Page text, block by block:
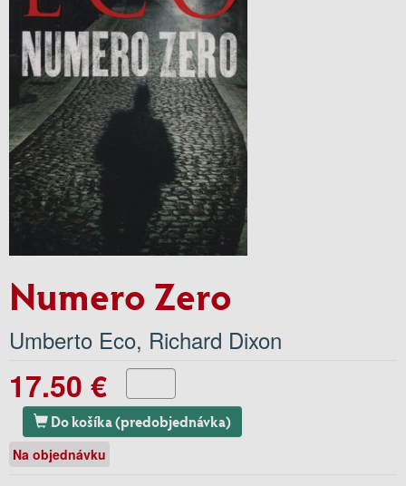
Numero Zero
Umberto Eco, Richard Dixon
17.50 €
Do košíka (predobjednávka)
Na objednávku